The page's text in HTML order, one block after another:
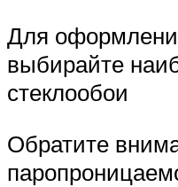
Для
выбирайте
стеклообои
Обратите